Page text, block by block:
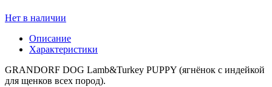
Нет в наличии
Описание
Характеристики
GRANDORF DOG Lamb&Turkey PUPPY (ягнёнок с индейкой
для щенков всех пород).